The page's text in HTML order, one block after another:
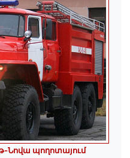
Նովա պողոտայում